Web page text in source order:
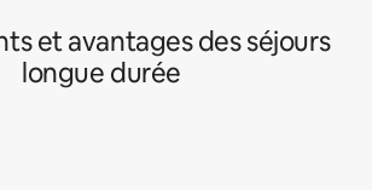
et avantages des séjours
longue durée